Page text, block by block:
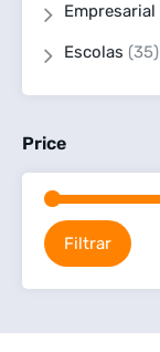
Empresarial
Escolas (35)
Price
Filtrar